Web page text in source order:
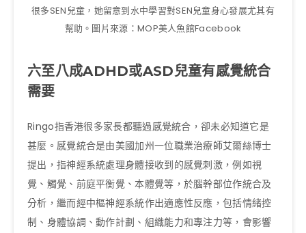
很多SEN兒童，她留意到水中學習對SEN兒童身心發展尤其有
幫助。圖片來源：MOP美人魚館Facebook
六至八成ADHD或ASD兒童有感覺統合
需要
Ringo指香港很多家長都聽過感覺統合，卻未必知道它是
甚麼。感覺統合是由美國加州一位職業治療師艾爾絲博士
提出，指神經系統處理身體接收到的感覺刺激，例如視
覺、觸覺、前庭平衡覺、本體覺等，於腦幹部位作統合及
分析，繼而經中樞神經系統作出適應性反應，包括情緒控
制、身體協調、動作計劃、組織能力和專注力等，會影響